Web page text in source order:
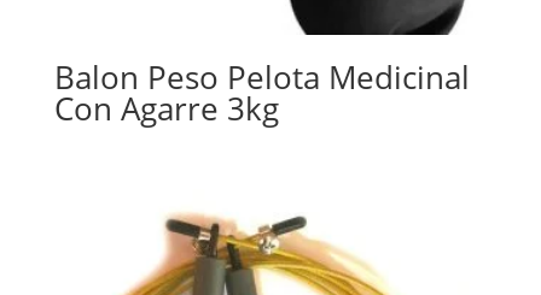
Balon Peso Pelota Medicinal
Con Agarre 3kg